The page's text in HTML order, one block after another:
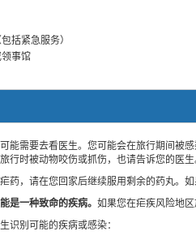
括紧急服务）
事馆
能需要去看医生。您可能会在旅行期间被
行时被动物咬伤或抓伤，也请告诉您的医
药，请在您回家后继续服用剩余的药丸。
是一种致命的疾病。 如果您在疟疾风险地
识别可能的疾病或感染：